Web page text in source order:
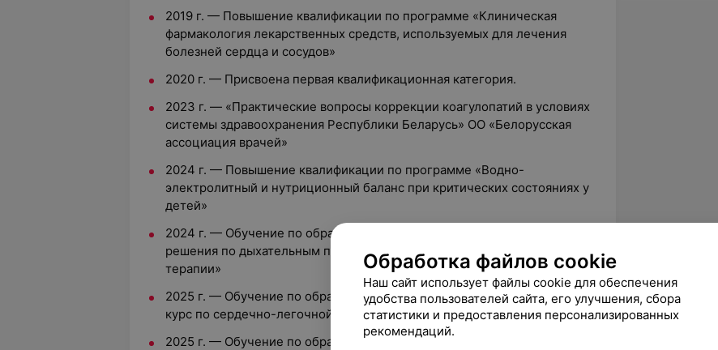
2019 г. — Повышение квалификации по программе «Клиническая
фармакология лекарственных средств, используемых для лечения
болезней сердца и сосудов»
2020 г. — Присвоена первая квалификационная категория.
2023 г. — «Практические вопросы коррекции коагулопатий в условиях
системы здравоохранения Республики Беларусь» ОО «Белорусская
ассоциация врачей»
2024 г. — Повышение квалификации по программе «Водно-
электролитный и нутриционный баланс при критических состояниях у
детей»
2024 г. — Обучение по образовательной программе «Оптимальные
решения по дыхательным путям в анестезиологии и интенсивной
терапии»
2025 г. — Обучение по образовательной программе «Расширенный
курс по сердечно-легочной реанимации. Анафилаксия»
2025 г. — Обучение по образовательной программе «Протоколы
Обработка файлов cookie
Наш сайт использует файлы cookie для обеспечения
удобства пользователей сайта, его улучшения, сбора
статистики и предоставления персонализированных
рекомендаций.